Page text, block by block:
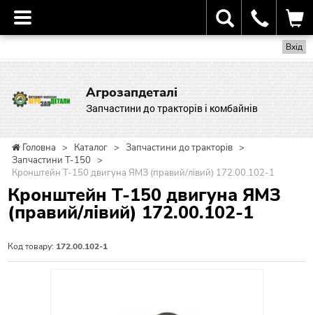
Вхід
Агрозапдеталі
Запчастини до тракторів і комбайнів
Головна > Каталог > Запчастини до тракторів >
Запчастини Т-150 >
Кронштейн Т-150 двигуна ЯМЗ (правий/лівий) 172.00.102-1
Кронштейн Т-150 двигуна ЯМЗ
(правий/лівий) 172.00.102-1
Код товару: 172.00.102-1